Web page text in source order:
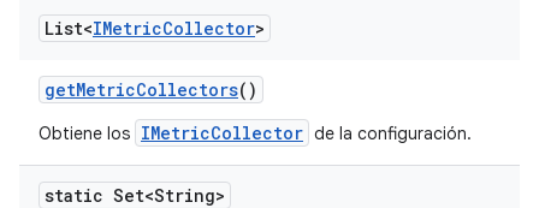
List<IMetricCollector>
getMetricCollectors()
Obtiene los IMetricCollector de la configuración.
static Set<String>